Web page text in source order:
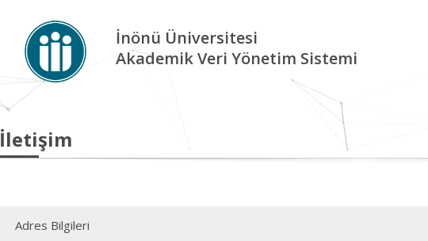
İnönü Üniversitesi
Akademik Veri Yönetim Sistemi
İletişim
Adres Bilgileri